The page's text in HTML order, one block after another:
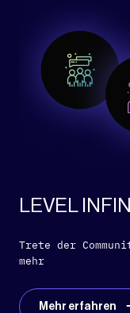
LEVEL
Trete der
mehr
Mehr erfahren